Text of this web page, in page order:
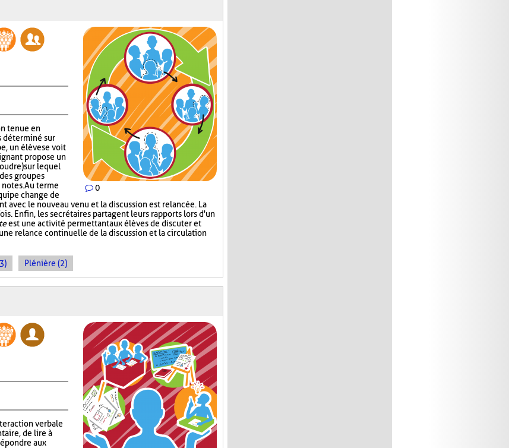
0
tenue en
déterminé sur
un élève se voit
propose un
sur lequel
groupes
Au terme
change de
avec le nouveau venu et la discussion est relancée. La
Enfin, les secrétaires partagent leurs rapports lors d'un
est une activité permettant aux élèves de discuter et
relance continuelle de la discussion et la circulation
Plénière (2)
verbale
de lire à
aux